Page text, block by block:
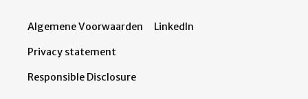
Algemene Voorwaarden
Privacy statement
Responsible Disclosure
LinkedIn